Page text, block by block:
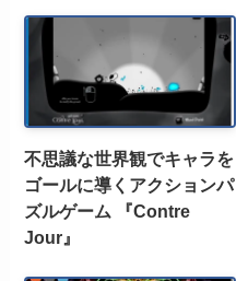
不思議な世界観でキャラを
ゴールに導くアクションパ
ズルゲーム 『Contre
Jour』